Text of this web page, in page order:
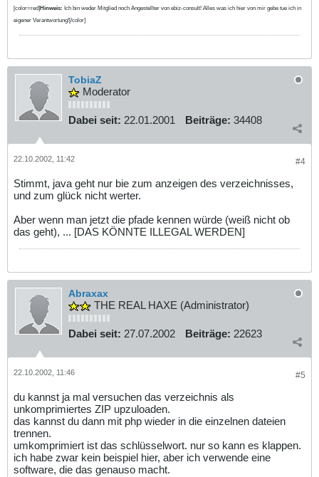
[color=red] Hinweis: Ich bin weder Mitglied noch Angestellter von ebiz-consult! Alles was ich hier von mir gebe tue ich in
eigener Verantwortung![/color]
TobiaZ
Moderator
Dabei seit: 22.01.2001 Beiträge: 34408
#4
22.10.2002, 11:42
Stimmt, java geht nur bie zum anzeigen des verzeichnisses,
und zum glück nicht werter.
Aber wenn man jetzt die pfade kennen würde (weiß nicht ob
das geht), ... [DAS KÖNNTE ILLEGAL WERDEN]
Abraxax
THE REAL HAXE (Administrator)
Dabei seit: 27.07.2002 Beiträge: 22623
#5
22.10.2002, 11:46
du kannst ja mal versuchen das verzeichnis als
unkomprimiertes ZIP upzuloaden.
das kannst du dann mit php wieder in die einzelnen dateien
trennen.
umkomprimiert ist das schlüsselwort. nur so kann es klappen.
ich habe zwar kein beispiel hier, aber ich verwende eine
software, die das genauso macht.